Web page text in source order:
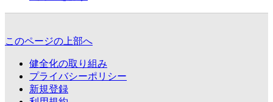
このページの上部へ
健全化の取り組み
プライバシーポリシー
新規登録